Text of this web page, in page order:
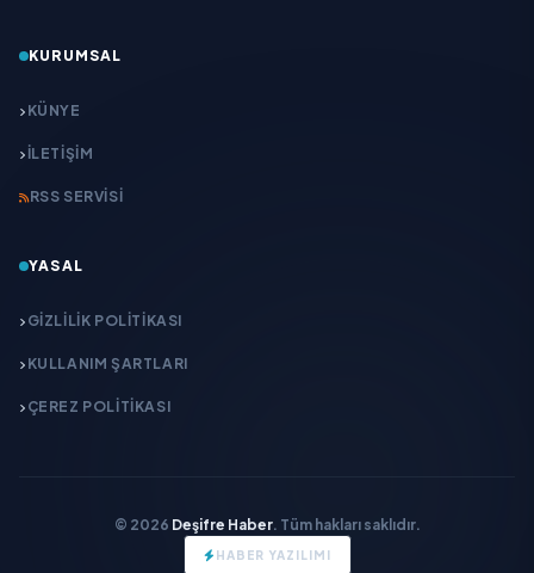
KURUMSAL
KÜNYE
İLETIŞIM
RSS SERVISI
YASAL
GIZLILIK POLITIKASI
KULLANIM ŞARTLARI
ÇEREZ POLITIKASI
© 2026 Deşifre Haber. Tüm hakları saklıdır.
HABER YAZILIMI